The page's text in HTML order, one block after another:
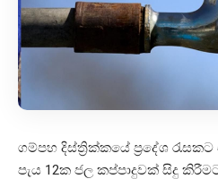
ගම්පහ දිස්ත්‍රික්කයේ ප්‍රදේශ
පැය 12ක ජල කප්පාදුවක් සිදු